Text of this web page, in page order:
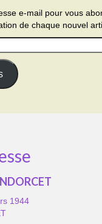
e-mail pour vous
de chaque nouvel
1944